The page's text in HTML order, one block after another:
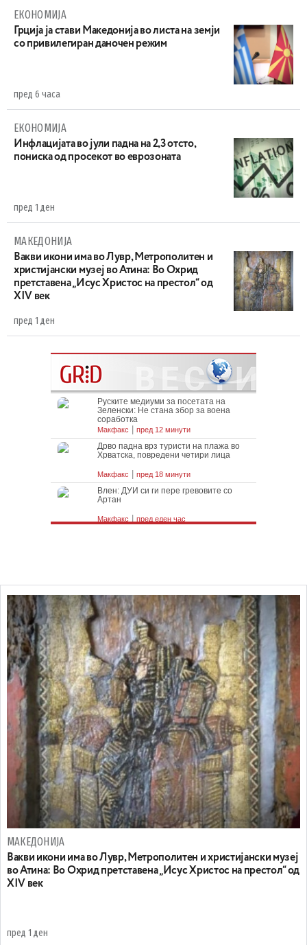
ЕКОНОМИЈА
Грција ја стави Македонија во листа на земји
со привилегиран даночен режим
пред 6 часа
ЕКОНОМИЈА
Инфлацијата во јули падна на 2,3 отсто,
пониска од просекот во еврозоната
пред 1 ден
МАКЕДОНИЈА
Вакви икони има во Лувр, Метрополитен и
христијански музеј во Атина: Во Охрид
претставена „Исус Христос на престол“ од
XIV век
пред 1 ден
МАКЕДОНИЈА
Вакви икони има во Лувр, Метрополитен и христијански музеј
во Атина: Во Охрид претставена „Исус Христос на престол“ од
XIV век
пред 1 ден